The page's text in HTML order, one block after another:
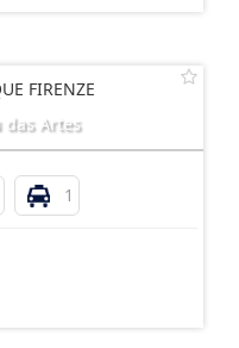
FIRENZE
Artes
1